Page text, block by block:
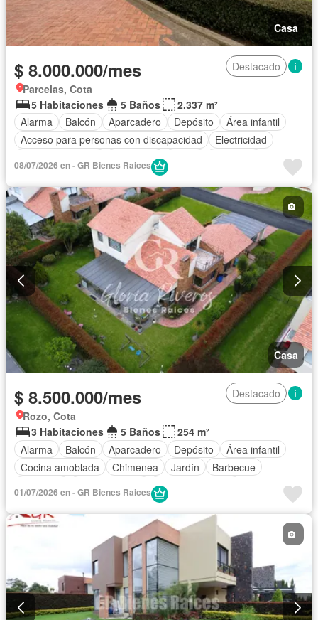
Casa
$ 8.000.000/mes
Destacado
Parcelas, Cota
5 Habitaciones
5 Baños
2.337 m²
Alarma
Balcón Aparcadero Depósito
Área infantil
Acceso para personas con discapacidad
Electricidad
Chimenea
Cuarto de servicio
Patio
08/07/2026 en - GR Bienes Raices
Casa
$ 8.500.000/mes
Destacado
Rozo, Cota
3 Habitaciones
5 Baños
254 m²
Alarma
Balcón Aparcadero Depósito
Área infantil
Cocina amoblada
Chimenea Jardín
Barbecue
Vista panorámica
Cuarto de servicio
Patio
01/07/2026 en - GR Bienes Raices